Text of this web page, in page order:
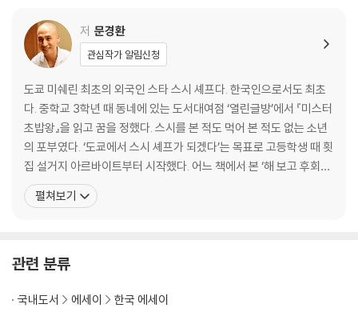
외로울 때 남을 돕기
힘들어도 1년은 버티자
단기 목표 이루기
스시야 쇼타
2 기본을 지킨다
오감의 요리 관광
특급 요리사의 육감
말 안 해도 아시죠?
모든 일은 수행이다
루틴 집중력
저 문경환
관심작가 알림신청
도쿄 미쉐린 최초의 외국인 스타 스시 셰프다. 한국인으로서도 최초
다. 중학교 3학년 때 동네에 있는 도서대여점 ‘열린글방’에서 『미스터
초밥왕』을 읽고 꿈을 정했다. 스시를 본 적도 먹어 본 적도 없는 소년
의 포부였다. ‘도쿄에서 스시 셰프가 되겠다’는 목표로 고등학생 때 횟
집 설거지 아르바이트부터 시작했다. 어느 책에서 본 ‘해 보고 후회하
자’라는 한 구절을 마음에 새기고 도전하는 삶을 살고 있다. 충청남도
논산시에서 태어나 우송정보대학 외식조리학과를 졸업했다. 국내 최
펼쳐보기
관련 분류
국내도서 에세이 한국 에세이